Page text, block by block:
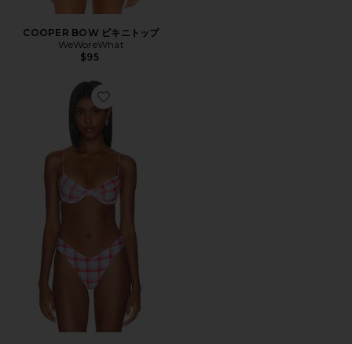
COOPER BOW ビキニトップ
WeWoreWhat
$95
Favorite FULL COVERAGE UNDERWIRE ビキニトップ